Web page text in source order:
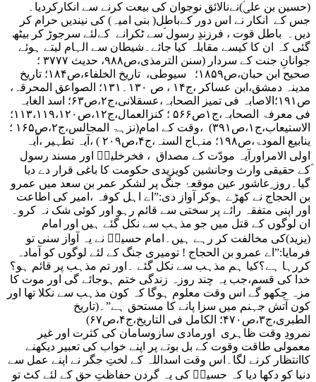
(حسین بن علیؑ)نےنالائق نوجوان کی بیعت کرنے سے انکارکردیا۔
جس کے انکار نے اس دور کےباطل( بنی امیہ) کی نیندیں حرام کر
دیں۔ باطل قوت ، فرزندِ رسول ؐسے ٹکرانے کےلئے سرجوڑ کر بیٹھ
گئی کہ ان کا کیسے مقابلہ کیا جائے۔شیطان سے الہام لیتے ہوئے
جوانانِ جنت کے سردار (سنن الترمذی،ص۹۸۸، حدیث ۳۷۷۷ ؛
صحیح ابن حبان،ص۱۸۵۹؛ سیوطی، تاریخ الخلفاء،ص۱۸۴؛ تاریخ
مدینہ دمشق،ابن عساکر ،ج۱۴ ، ص ۱۳۰۔۱۳۱؛ الصواعق المحرقہ،
ص۱۹۱؛الاصابہ فی تمیز الصحابہ،عسقلانی،ج۲،ص۶۳؛ اسد الغابہ
فی معرفۃ الصحابہ،ج۱ص۵۶۶ ؛ کنزالعمال،ج۱۲،ص۱۱۳،۱۱۹،۱۲۰؛
الاستیعاب،ج۱،ص۳۹۱) ،وقت کے امام(نزہۃ المجالس،ج۲،ص۱۶۵ ؛
ینابیع المودۃ،ص۱۹۸؛ منہاج السنہ،ج۴،ص۲۰۹ ) ،آیہ تطہیر ،آیہ
اولی الامراورآیہ مودّت کے مصداق ، فخرخلیلؑ اور مسند رسول
ؐکے حقیقی وارث وجانشین کویزیدی حکومت کا باغی قرار دے دیا
گیا۔روز ِعاشور عین موقعۂ جنگ پر لشکر عمر بن سعد میں عمرو
بن الحجاج نے کھڑے ہوکر آواز دی:”اے اہل کوفہ ،امیر کی اطاعت
اور اپنی متفقہ رائے پر سختی سے قائم رہو اور کوئی شک نہ کرو۔
ان لوگوں کے قتل میں جو مذہب سے نکل گئے ہیں اور امام
(یزید)کی مخالفت کر رہے ہیں۔امام حسینؑ نے یہ آواز سنی تو
فرمایا:”اے عمرو بن الحجاج ! تومیری جنگ کے لئے لوگوں کو آمادہ
کررہا ہے؟کیا ہم مذہب سے نکل گئے ۔اور تم مذہب پر قائم ہو؟
خدا کی قسم،جب یہ چند روزہ زندگی ختم ہوجائے گی اور موت کا
مزہ چکھو گے اس وقت معلوم ہوگا کہ کون مذہب سے نکلا تھا اور
کون آتش جہنم میں سزا پانے کا مستحق ہے”۔(تاریخ
الطبری،ج۳،ص۴۷۰؛ الکامل فی التاریخ،ج۴،ص۶۷)
نمرودِ وقت ظاہری اورمادی سازوسامان کی کثرت اور غیر
معمولی طاقت وقوت کے بل بوتے پر اپنے خواب کی تعبیر دیکھنے
کاانتظار کرنے لگا۔اس وقت اسداللہ کے لختِ جگر نے اپنے عمل سے
دنیا کو دکھا دیا کہ حسینؑ کی یہ گردن حفاظتِ حق کے لئے کٹ تو